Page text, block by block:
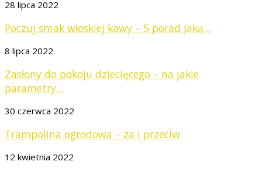
28 lipca 2022
Poczuj smak włoskiej kawy – 5 porad jaką...
8 lipca 2022
Zasłony do pokoju dziecięcego – na jakie
parametry...
30 czerwca 2022
Trampolina ogrodowa – za i przeciw
12 kwietnia 2022